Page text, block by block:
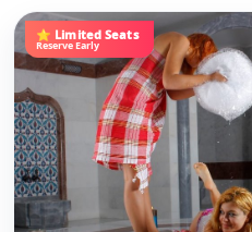
⭐ Limited Seats
Reserve Early